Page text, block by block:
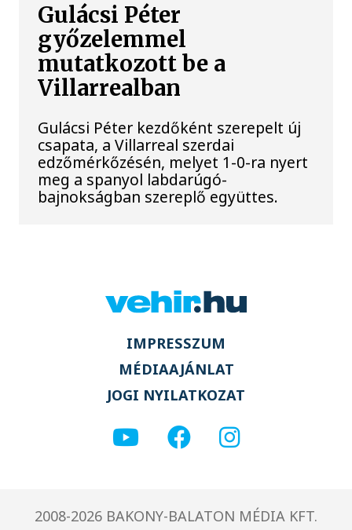
Gulácsi Péter
győzelemmel
mutatkozott be a
Villarrealban
Gulácsi Péter kezdőként szerepelt új
csapata, a Villarreal szerdai
edzőmérkőzésén, melyet 1-0-ra nyert
meg a spanyol labdarúgó-
bajnokságban szereplő együttes.
IMPRESSZUM
MÉDIAAJÁNLAT
JOGI NYILATKOZAT
2008-2026 BAKONY-BALATON MÉDIA KFT.